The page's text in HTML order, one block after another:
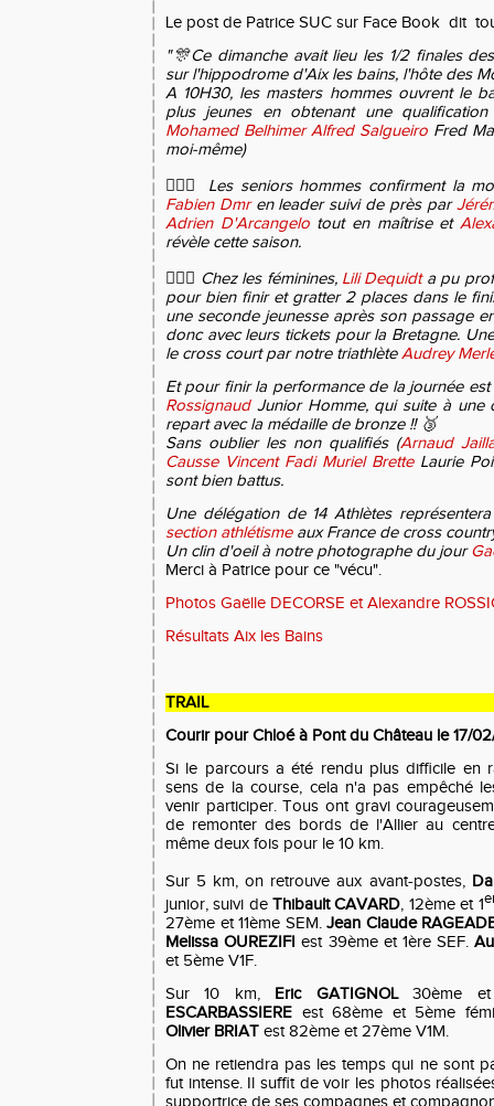
Le post de Patrice SUC sur Face Book dit
"🎊Ce dimanche avait lieu les 1/2 finales
sur l'hippodrome d'Aix les bains, l'hôte des
A 10H30, les masters hommes ouvrent le
plus jeunes en obtenant une
Mohamed Belhimer Alfred Salgueiro Fred
moi-même)
🏃🏻‍♂️
Les seniors hommes confirment la
Fabien Dmren leader suivi de près par
Adrien D'Arcangelotout en maîtrise et
révèle cette saison.
🏃🏻‍♀️ Chez les féminines, Lili Dequidta pu
pour bien finir et gratter 2 places dans le
une seconde jeunesse après son passage
donc avec leurs tickets pour la Bretagne.
le cross court par notre triathlèteAudrey
Et pour finir la performance de la journée
RossignaudJunior Homme, qui suite à une
repart avec la médaille de bronze !! 🥉
Sans oublier les non qualifiés (Arnaud
Causse Vincent Fadi Muriel BretteLaurie
sont bien battus.
Une délégation de 14 Athlètes
section athlétismeaux France de cross
Un clin d'oeil à notre photographe du jour
Merci à Patrice pour ce "vécu".
Photos Gaëlle DECORSE et Alexandre
Résultats Aix les Bains
TRAIL
Courir pour Chloé à Pont du Château le 17/
Si le parcours a été rendu plus difficile en
sens de la course, cela n'a pas empêché
venir participer. Tous ont gravi
de remonter des bords de l'Allier au
même deux fois pour le 10 km.
Sur 5 km, on retrouve aux avant-postes,
junior, suivi deThibault CAVARD, 12ème et 1
27ème et 11ème SEM.Jean Claude
Melissa OUREZIFI est 39ème et 1ère SEF.
et 5ème V1F.
Sur 10 km,
Eric GATIGNOL30ème et
ESCARBASSIERE est 68ème et 5ème
Olivier BRIAT est 82ème et 27ème V1M.
On ne retiendra pas les temps qui ne sont
fut intense. Il suffit de voir les photos
supportrice de ses compagnes et